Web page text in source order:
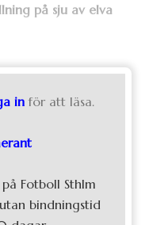
på sju av elva
in för att läsa.
Fotboll Sthlm
bindningstid